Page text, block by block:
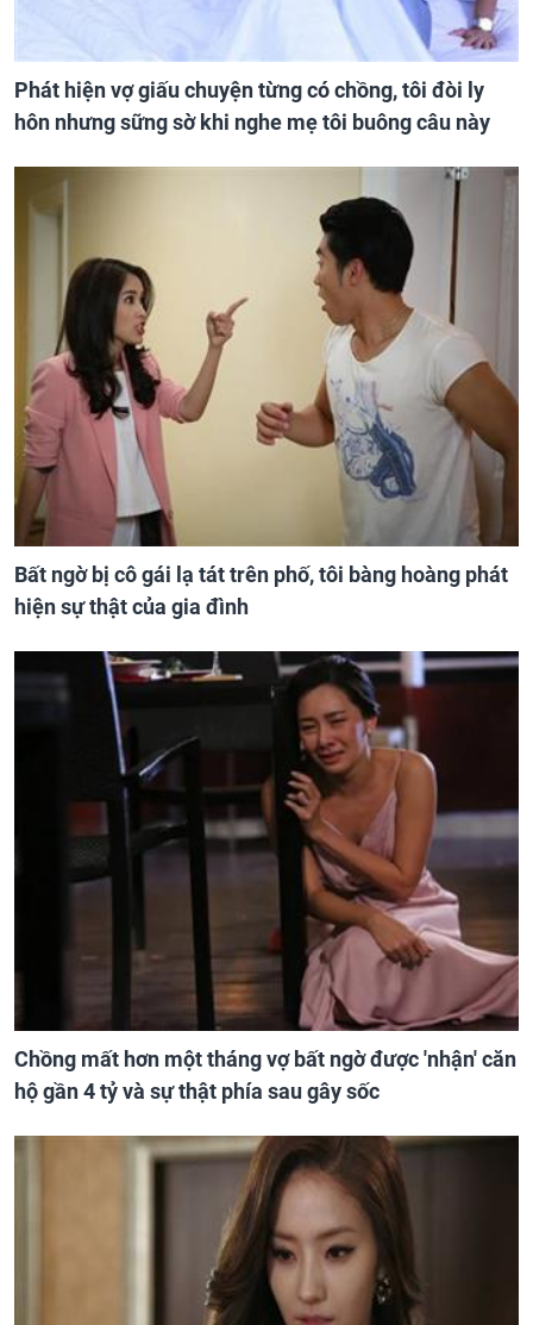
Phát hiện vợ giấu chuyện từng có chồng, tôi đòi ly
hôn nhưng sững sờ khi nghe mẹ tôi buông câu này
Bất ngờ bị cô gái lạ tát trên phố, tôi bàng hoàng phát
hiện sự thật của gia đình
Chồng mất hơn một tháng vợ bất ngờ được 'nhận' căn
hộ gần 4 tỷ và sự thật phía sau gây sốc